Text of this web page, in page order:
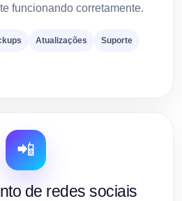
funcionando corretamente.
Atualizações Suporte
📲
de redes sociais